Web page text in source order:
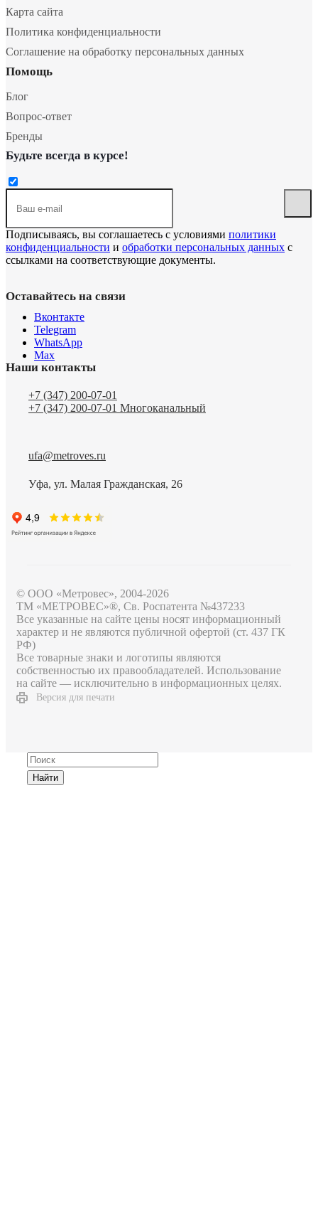
Карта сайта
Политика конфиденциальности
Соглашение на обработку персональных данных
Помощь
Блог
Вопрос-ответ
Бренды
Будьте всегда в курсе!
Подписываясь, вы соглашаетесь с условиями политики
конфиденциальности и обработки персональных данных с
ссылками на соответствующие документы.
Оставайтесь на связи
Вконтакте
Telegram
WhatsApp
Max
Наши контакты
+7 (347) 200-07-01
+7 (347) 200-07-01 Многоканальный
ufa@metroves.ru
Уфа, ул. Малая Гражданская, 26
© ООО «Метровес», 2004-2026
ТМ «МЕТРОВЕС»®, Св. Роспатента №4​3​7​2​3​3
Все указанные на сайте цены носят информационный
характер и не являются публичной офертой (ст. 437 ГК
РФ)
Все товарные знаки и логотипы являются
собственностью их правообладателей. Использование
на сайте — исключительно в информационных целях.
Версия для печати
Найти